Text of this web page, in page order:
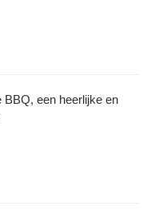
BBQ, een heerlijke en